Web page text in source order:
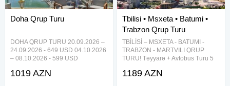
və səyahət xidmətləri
ilə bağlı hər bir məsələdə peşəkar
DİQQƏT:* Yüksək komissiya !!Turizm şirkətlərini
əməkdaşlığa dəvət edirik!
"İMPERİAL TRAVEL" -Sizin rahat səyahətiniz – bizim əsas
Doha Qrup Turu
DOHA QRUP TURU 20.09.2026 –
24.09.2026 - 649 USD 04.10.2026
– 08.10.2026 - 599 USD
USD 4 gecə / 5 gün 4* Hotel
1019 AZN
Tbilisi • Msxeta • Batumi •
Trabzon Qrup Turu
TBİLİSİ – MSXETA - BATUMI -
TRABZON - MARTVILI QRUP
TURU! Təyyarə + Avtobus Turu 5
29 AVQUST 699 USD (2 nəfərlik
1189 AZN